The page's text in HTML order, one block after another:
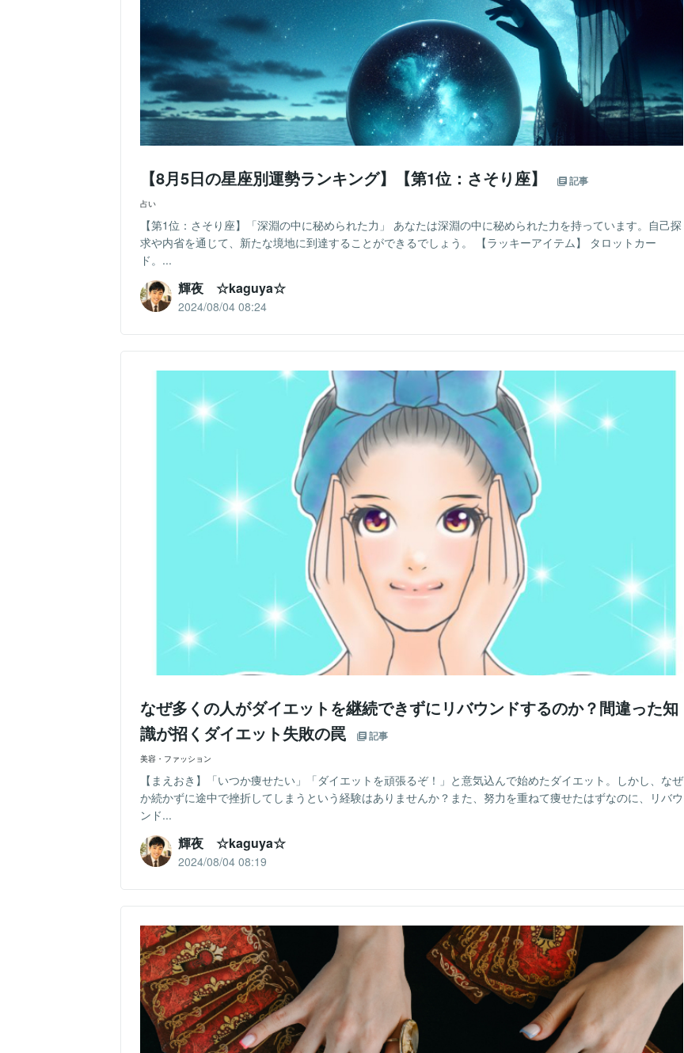
【8月5日の星座別運勢ランキング】【第1位：さそり座】 記事
占い
【第1位：さそり座】「深淵の中に秘められた力」 あなたは深淵の中に秘められた力を持っています。自己探
求や内省を通じて、新たな境地に到達することができるでしょう。 【ラッキーアイテム】 タロットカー
ド。...
輝夜 ☆kaguya☆
2024/08/04 08:24
なぜ多くの人がダイエットを継続できずにリバウンドするのか？間違った知
識が招くダイエット失敗の罠
記事
美容・ファッション
【まえおき】「いつか痩せたい」「ダイエットを頑張るぞ！」と意気込んで始めたダイエット。しかし、なぜ
か続かずに途中で挫折してしまうという経験はありませんか？また、努力を重ねて痩せたはずなのに、リバウ
ンド...
輝夜 ☆kaguya☆
2024/08/04 08:19